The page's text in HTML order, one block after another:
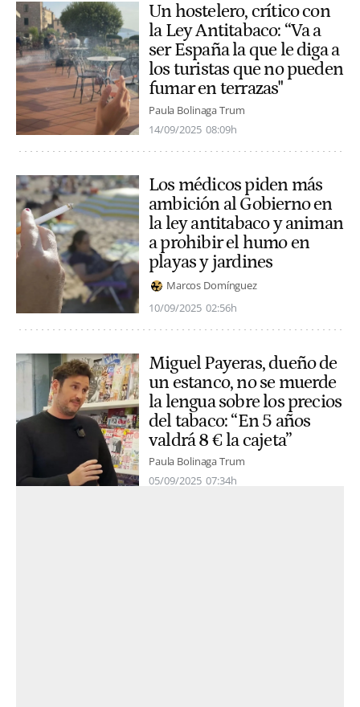
Un hostelero, crítico con
la Ley Antitabaco: “Va a
ser España la que le diga a
los turistas que no pueden
fumar en terrazas"
Paula Bolinaga Trum
14/09/2025 08:09h
Los médicos piden más
ambición al Gobierno en
la ley antitabaco y animan
a prohibir el humo en
playas y jardines
Marcos Domínguez
10/09/2025 02:56h
Miguel Payeras, dueño de
un estanco, no se muerde
la lengua sobre los precios
del tabaco: “En 5 años
valdrá 8 € la cajeta”
Paula Bolinaga Trum
05/09/2025 07:34h